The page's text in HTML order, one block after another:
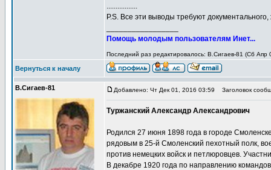
.................
P.S. Все эти выводы требуют
Помощь молодым пользователям Инет...
Последний раз редактировалось: В.Сигаев-81 (Сб Апр
Вернуться к началу
В.Сигаев-81 Добавлено: Чт Дек 01, 2016 03:59 Заголовок
Туржанский Александр Александрович
Родился 27 июня 1898 года в городе
рядовым в 25-й Смоленский пехотный полк,
против немецких войск и петлюровцев.
В декабре 1920 года по направлению